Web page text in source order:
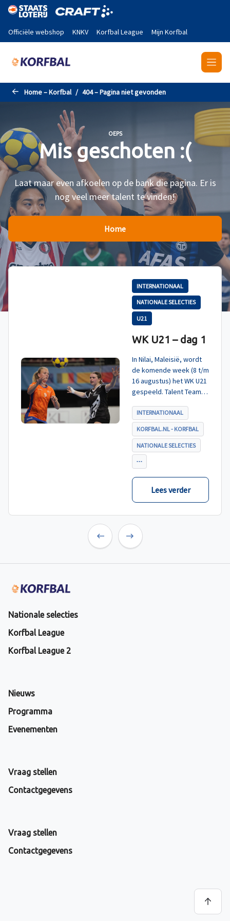
Naar de hoofdinhoud gaan
Officiële webshop KNKV Korfbal League Mijn Korfbal
Home – Korfbal 404 – Pagina niet gevonden
OEPS
Mis geschoten :(
Laat maar even afkoelen op de bank die pagina. Er is
nog veel meer talent te vinden!
Home
INTERNATIONAAL
NATIONALE SELECTIES
U21
WK U21 – dag 1
In Nilai, Maleisië, wordt
de komende week (8 t/m
16 augustus) het WK U21
gespeeld. Talent TeamNL
poule A, met Nieuw-
Zeeland, Hong Kong
China en India. De eerste
wedstrijd, tegen Nieuw-
Zeeland U21, werd zoals
verwacht met ruime
cijfers gewonnen.
INTERNATIONAAL
KORFBAL.NL - KORFBAL
NATIONALE SELECTIES
Lees verder
Nationale selecties
Korfbal League
Korfbal League 2
Nieuws
Programma
Evenementen
Vraag stellen
Contactgegevens
Vraag stellen
Contactgegevens